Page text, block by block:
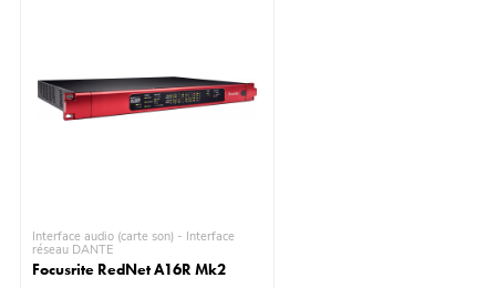
Interface audio (carte son) - Interface
réseau DANTE
Focusrite RedNet A16R Mk2